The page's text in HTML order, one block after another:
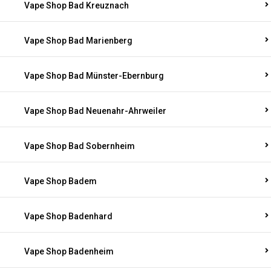
Vape Shop Bad Kreuznach
Vape Shop Bad Marienberg
Vape Shop Bad Münster-Ebernburg
Vape Shop Bad Neuenahr-Ahrweiler
Vape Shop Bad Sobernheim
Vape Shop Badem
Vape Shop Badenhard
Vape Shop Badenheim